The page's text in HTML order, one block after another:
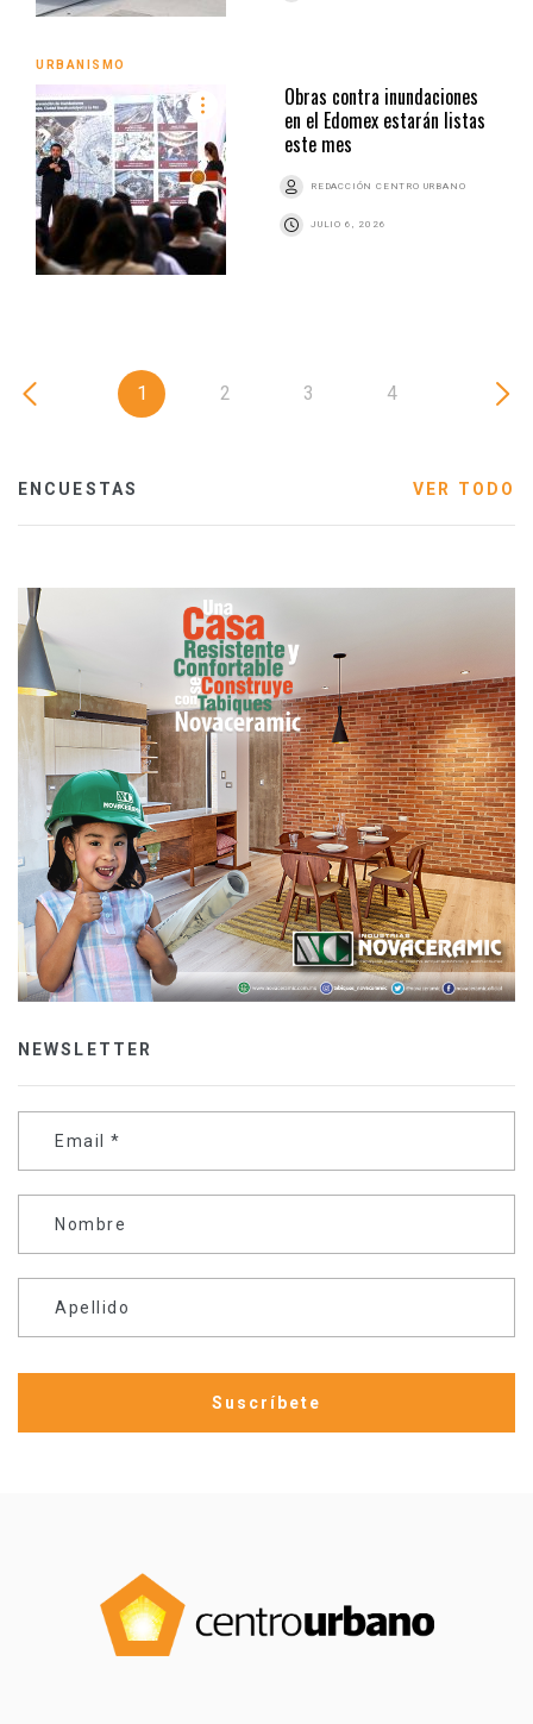
URBANISMO
Obras contra inundaciones
en el Edomex estarán listas
este mes
REDACCIÓN CENTRO URBANO
JULIO 6, 2026
1 2 3 4
ENCUESTAS VER TODO
NEWSLETTER
Email *
Nombre
Apellido